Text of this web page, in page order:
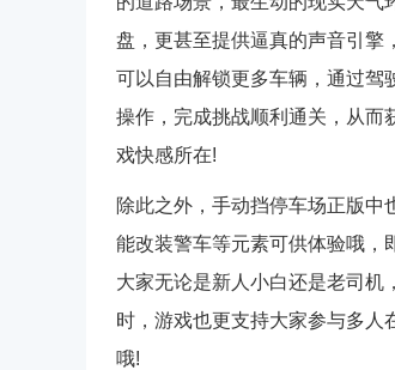
盘，更甚至提供逼真的声音引擎
可以自由解锁更多车辆，通过驾
操作，完成挑战顺利通关，从而
戏快感所在!
除此之外，手动挡停车场正版
能改装警车等元素可供体验哦，
大家无论是新人小白还是老司机
时，游戏也更支持大家参与多人
哦!